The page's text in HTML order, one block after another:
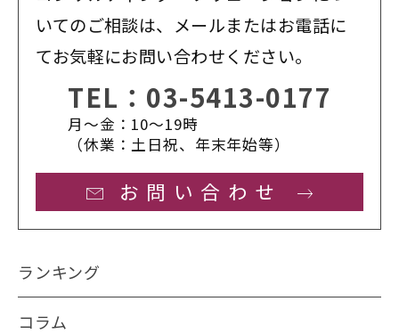
いてのご相談は、メールまたはお電話に
てお気軽にお問い合わせください。
TEL： 03-5413-0177
月〜金：10〜19時
（休業：土日祝、年末年始等）
お問い合わせ
ランキング
コラム